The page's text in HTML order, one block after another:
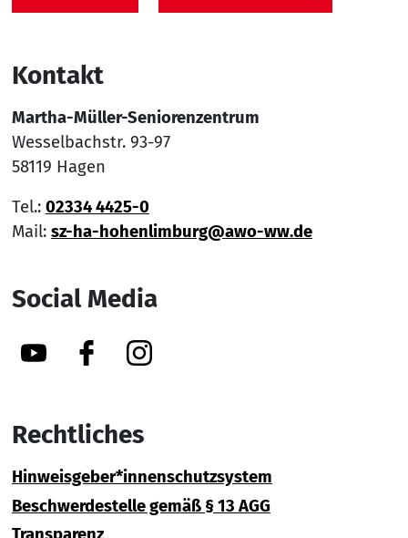
Kontakt
Martha-Müller-Seniorenzentrum
Wesselbachstr. 93-97
58119 Hagen
Tel.: 02334 4425-0
Mail: sz-ha-hohenlimburg@awo-ww.de
Social Media
YouTube FacebookInstagram
Rechtliches
Hinweisgeber*innenschutzsystem
Beschwerdestelle gemäß § 13 AGG